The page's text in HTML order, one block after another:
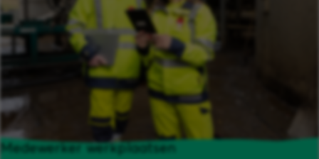
Medewerker werkplaatsen